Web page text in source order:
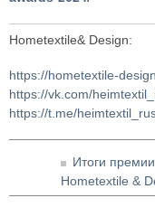
Hometextile& Design:
https://hometextile-
https://vk.com/
https://t.me/
Итоги
Hometextile &